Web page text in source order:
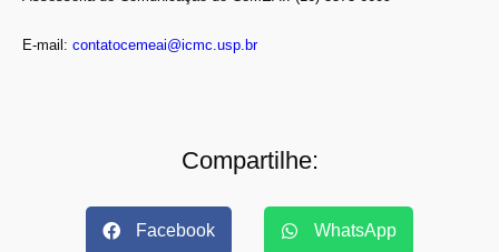
E-mail: contatocemeai@icmc.usp.br
Compartilhe:
Facebook WhatsApp